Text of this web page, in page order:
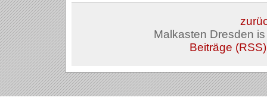
Malkasten Dresden
Beiträge (RSS)